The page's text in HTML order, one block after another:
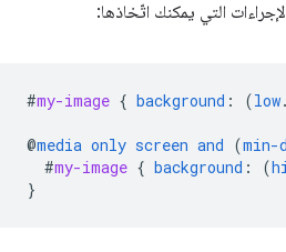
التي يمكنك اتّخاذها:
#my-image { background : (low.
@media only screen and (
#my-image { background : (
}